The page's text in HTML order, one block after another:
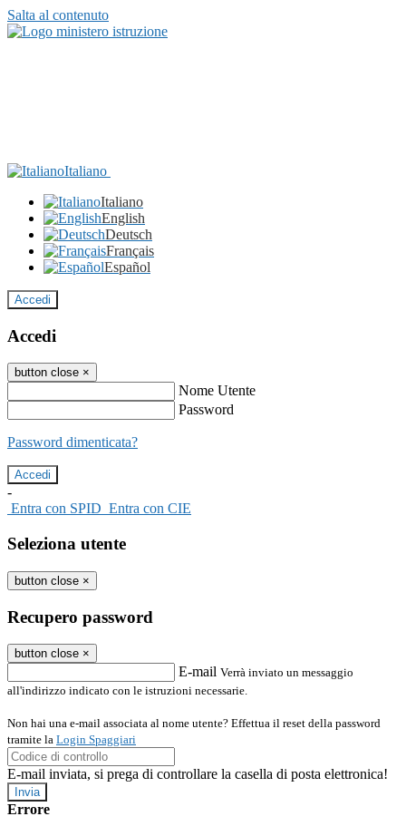
Salta al contenuto
Italiano
Italiano
English
Deutsch
Français
Español
Accedi
Accedi
button close ×
Nome Utente
Password
Password dimenticata?
-
Entra con SPID Entra con CIE
Seleziona utente
button close ×
Recupero password
button close ×
E-mail Verrà inviato un messaggio
all'indirizzo indicato con le istruzioni necessarie.
Non hai una e-mail associata al nome utente? Effettua il reset della password
tramite la Login Spaggiari
E-mail inviata, si prega di controllare la casella di posta elettronica!
Errore